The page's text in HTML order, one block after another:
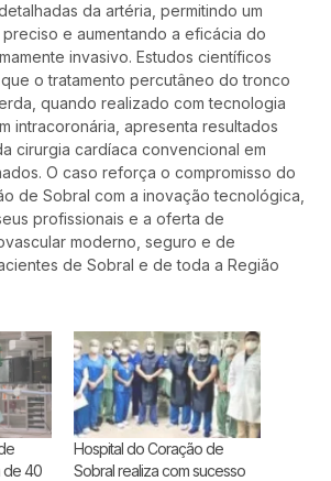
da artéria, permitindo um
preciso e aumentando a eficácia do
invasivo. Estudos científicos
o tratamento percutâneo do tronco
quando realizado com tecnologia
intracoronária, apresenta resultados
cirurgia cardíaca convencional em
O caso reforça o compromisso do
de Sobral com a inovação tecnológica,
profissionais e a oferta de
moderno, seguro e de
de Sobral e de toda a Região
de 40
Hospital do Coração de
Sobral realiza com sucesso